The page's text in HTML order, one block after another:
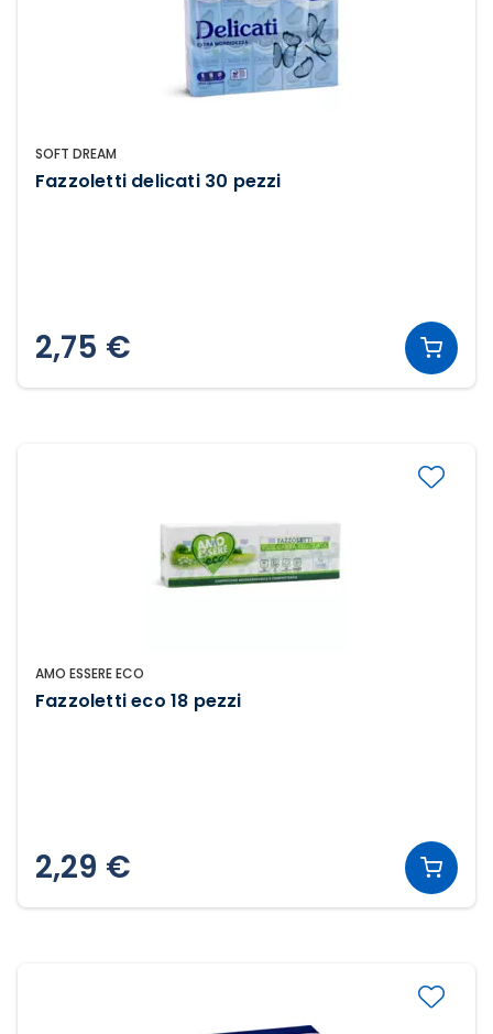
SOFT DREAM
Fazzoletti delicati 30 pezzi
2,75 €
AMO ESSERE ECO
Fazzoletti eco 18 pezzi
2,29 €